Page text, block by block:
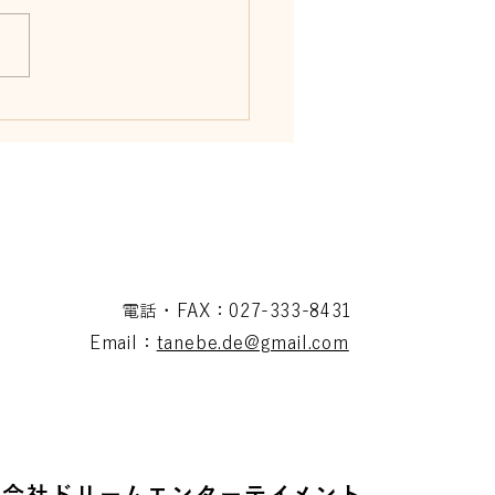
電話・FAX：027-333-8431
Email： tanebe.de@gmail.com